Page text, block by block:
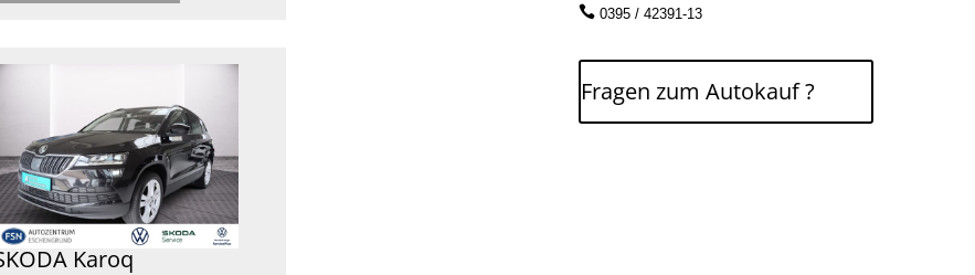
Karoq
 0395 / 42391-13
Fragen zum Autokauf ?